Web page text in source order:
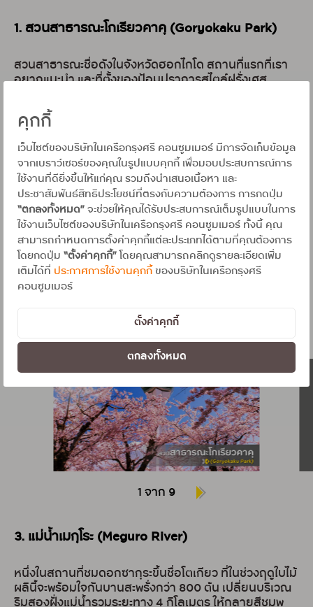
คุกกี้
เว็บไซต์ของบริษัทในเครือกรุงศรี คอนซูมเมอร์ มีการจัดเก็บข้อมูล
จากเบราว์เซอร์ของคุณในรูปแบบคุกกี้ เพื่อมอบประสบการณ์การ
ใช้งานที่ดียิ่งขึ้นให้แก่คุณ รวมถึงนำเสนอเนื้อหา และ
ประชาสัมพันธ์สิทธิประโยชน์ที่ตรงกับความต้องการ การกดปุ่ม
“ตกลงทั้งหมด”จะช่วยให้คุณได้รับประสบการณ์เต็มรูปแบบในการ
ใช้งานเว็บไซต์ของบริษัทในเครือกรุงศรี คอนซูมเมอร์ ทั้งนี้ คุณ
สามารถกำหนดการตั้งค่าคุกกี้แต่ละประเภทได้ตามที่คุณต้องการ
โดยกดปุ่ม “ตั้งค่าคุกกี้”โดยคุณสามารถคลิกดูรายละเอียดเพิ่ม
เติมได้ที่ ประกาศการใช้งานคุกกี้ของบริษัทในเครือกรุงศรี
คอนซูมเมอร์
ตั้งค่าคุกกี้
ตกลงทั้งหมด
1. สวนสาธารณะโกเรียวคาคุ (Goryokaku Park)
สวนสาธารณะชื่อดังในจังหวัดฮอกไกโด สถานที่แรกที่เรา
อยากแนะนำ และที่ตั้งของป้อมปราการสไตล์ฝรั่งเศส
ทางด้านบนแล้ว จะมองลงมาเห็นสวนเป็นรูปดาว หนึ่งใน
สถานที่ทางประวัติศาสตร์อายุยาวนานกว่า 150 ปี แน่นอน
ว่าในช่วงเทศกาลชมดอกไม้แบบนี้ ทุกคนจะได้มองเห็นภาพ
ดอกซากุระแหล่งชมซากุระขึ้นชื่อกว่า 1,600 ต้นบานสะพรั่ง
จากมุมสูง ที่สวยงามทอดยาวไปจนสุดสายตา เป็นสีชมพู
ทั่วทุกมุมตลอดสวนกันเลยทีเดียว
2. ถนนชิซึไนนิจุกเค็ง (Shizunai Nijukken Road)
ถนนสายนี้ได้รับเลือกให้เป็น "มรดกแห่งฮอกไกโด" เพราะ
ทั้งสองฟากฝั่งตลอดะยะทางตรงยาวกว่า 7 กม. นี้มีดอก
ซากุระบานชมพูกว่า 3,000 ต้นบานสะพรั่งเรียงรายให้มอง
ควรไปเยือนสักครั้งในช่วงต้นเดือนถึงกลางเดือน
1 จาก 9
3. แม่น้ำเมกุโระ (Meguro River)
หนึ่งในสถานที่ชมดอกซากุระขึ้นชื่อโตเกียว ที่ในช่วงฤดูใบไม้
ผลินี้จะพร้อมใจกันบานสะพรั่งกว่า 800 ต้น เปลี่ยนบริเวณ
ริมสองฝั่งแม่น้ำรวมระยะทาง 4 กิโลเมตร ให้กลายสีชมพู